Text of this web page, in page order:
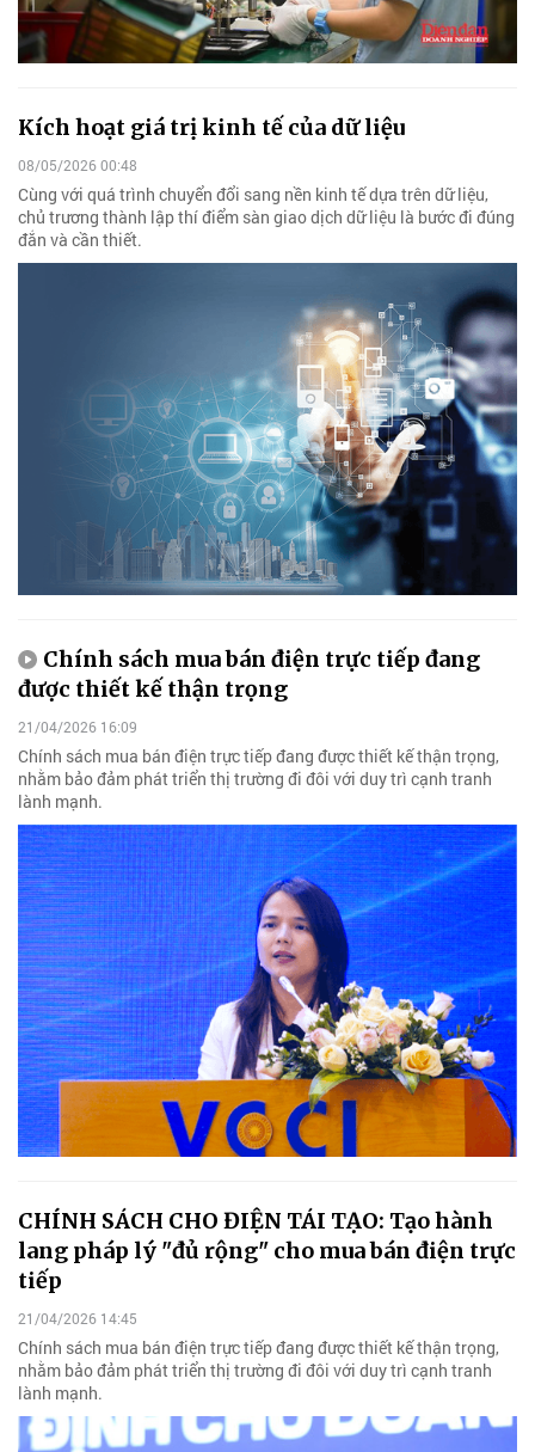
Kích hoạt giá trị kinh tế của dữ liệu
08/05/2026 00:48
Cùng với quá trình chuyển đổi sang nền kinh tế dựa trên dữ liệu,
chủ trương thành lập thí điểm sàn giao dịch dữ liệu là bước đi đúng
đắn và cần thiết.
Chính sách mua bán điện trực tiếp đang
được thiết kế thận trọng
21/04/2026 16:09
Chính sách mua bán điện trực tiếp đang được thiết kế thận trọng,
nhằm bảo đảm phát triển thị trường đi đôi với duy trì cạnh tranh
lành mạnh.
CHÍNH SÁCH CHO ĐIỆN TÁI TẠO: Tạo hành
lang pháp lý "đủ rộng" cho mua bán điện trực
tiếp
21/04/2026 14:45
Chính sách mua bán điện trực tiếp đang được thiết kế thận trọng,
nhằm bảo đảm phát triển thị trường đi đôi với duy trì cạnh tranh
lành mạnh.